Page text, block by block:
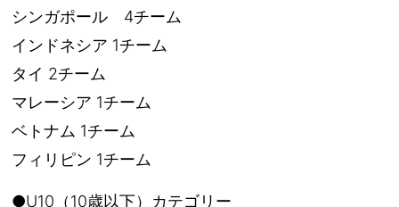
シンガポール 4チーム
インドネシア 1チーム
タイ 2チーム
マレーシア 1チーム
ベトナム 1チーム
フィリピン 1チーム
●U10（10歳以下）カテゴリー